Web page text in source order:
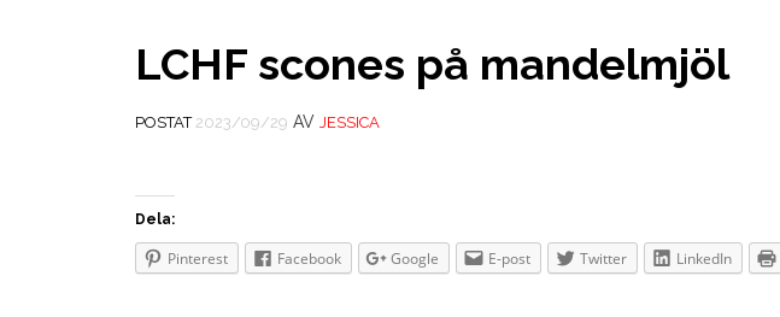
LCHF scones på mandelmjöl
POSTAT 2023/09/29 AV JESSICA
Dela:
Pinterest Facebook Google E-post Twitter LinkedIn